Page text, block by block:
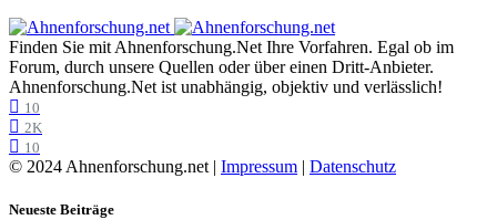
Finden Sie mit Ahnenforschung.Net Ihre Vorfahren. Egal ob im
Forum, durch unsere Quellen oder über einen Dritt-Anbieter.
Ahnenforschung.Net ist unabhängig, objektiv und verlässlich!
10
2K
10
© 2024 Ahnenforschung.net | Impressum | Datenschutz
Neueste Beiträge